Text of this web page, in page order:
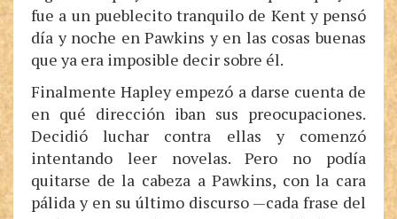
fue a un pueblecito tranquilo de Kent y pensó
día y noche en Pawkins y en las cosas buenas
que ya era imposible decir sobre él.
Finalmente Hapley empezó a darse cuenta de
en qué dirección iban sus preocupaciones.
Decidió luchar contra ellas y comenzó
intentando leer novelas. Pero no podía
quitarse de la cabeza a Pawkins, con la cara
pálida y en su último discurso —cada frase del